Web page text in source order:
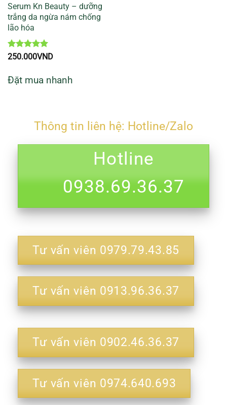
Serum Kn Beauty – dưỡng
trắng da ngừa nám chống
lão hóa
Được xếp
250.000VND
Đặt mua nhanh
Thông tin liên hệ: Hotline/Zalo
Hotline
0938.69.36.37
Tư vấn viên 0979.79.43.85
Tư vấn viên 0913.96.36.37
Tư vấn viên 0902.46.36.37
Tư vấn viên 0974.640.693